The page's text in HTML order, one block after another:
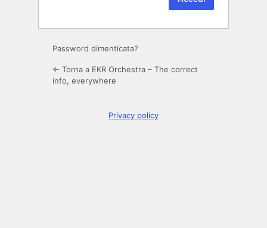
Password dimenticata?
← Torna a EKR Orchestra – The correct
info, everywhere
Privacy policy